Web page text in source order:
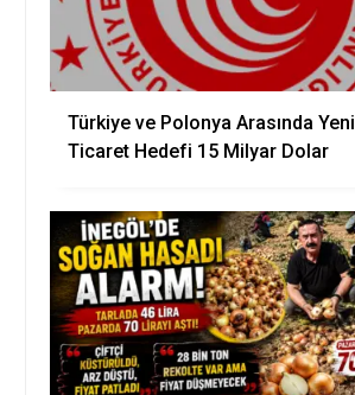
Türkiye ve Polonya Arasında Yeni
Ticaret Hedefi 15 Milyar Dolar